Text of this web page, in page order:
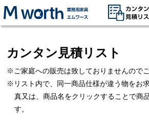
カンタン見積リスト
※ご家庭への販売は致しておりませんのでご
※リスト内で、同一商品仕様が違う物をお
真又は、商品名をクリックすることで商
す。